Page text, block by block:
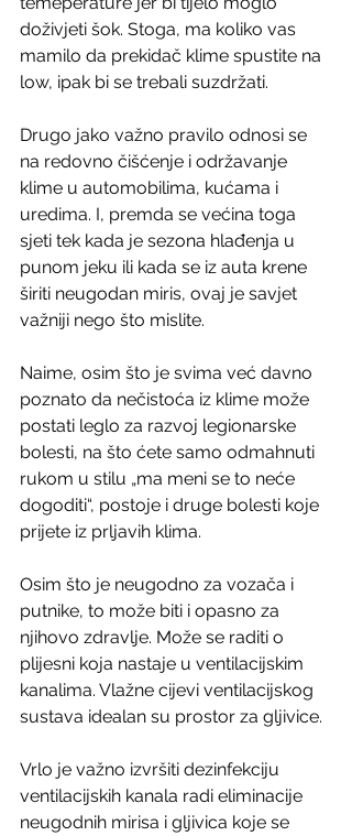
doživjeti šok. Stoga, ma koliko vas
mamilo da prekidač klime spustite na
low, ipak bi se trebali suzdržati.
Drugo jako važno pravilo odnosi se
na redovno čišćenje i održavanje
klime u automobilima, kućama i
uredima. I, premda se većina toga
sjeti tek kada je sezona hlađenja u
punom jeku ili kada se iz auta krene
širiti neugodan miris, ovaj je savjet
važniji nego što mislite.
Naime, osim što je svima već davno
poznato da nečistoća iz klime može
postati leglo za razvoj legionarske
bolesti, na što ćete samo odmahnuti
rukom u stilu „ma meni se to neće
dogoditi“, postoje i druge bolesti koje
prijete iz prljavih klima.
Osim što je neugodno za vozača i
putnike, to može biti i opasno za
njihovo zdravlje. Može se raditi o
plijesni koja nastaje u ventilacijskim
kanalima. Vlažne cijevi ventilacijskog
sustava idealan su prostor za gljivice.
Vrlo je važno izvršiti dezinfekciju
ventilacijskih kanala radi eliminacije
neugodnih mirisa i gljivica koje se